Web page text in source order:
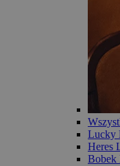
Lucky
Heres
Bobek